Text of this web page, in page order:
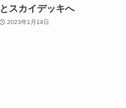
とスカイデッキへ
2023年1月14日